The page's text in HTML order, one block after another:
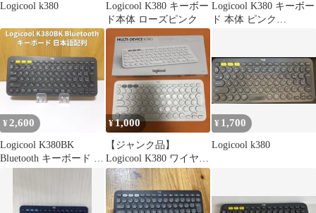
Logicool k380
Logicool K380 キーボー
ド本体 ローズピンク
Logicool K380 キーボー
ド 本体 ピンク
¥ 2,600
Logicool K380BK
Bluetooth キーボード 日
¥1,000
【ジャンク品】
Logicool K380 ワイヤレ
スキーボード
¥ 1,700
Logicool k380